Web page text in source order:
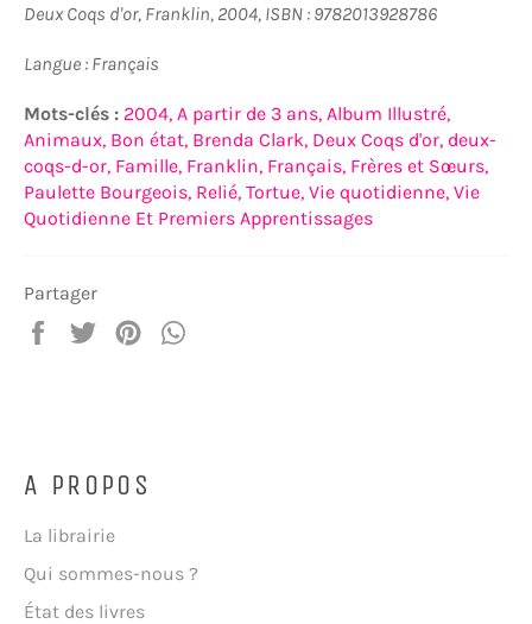
Deux Coqs d'or, Franklin, 2004, ISBN : 9782013928786
Langue : Français
Mots-clés : 2004, A partir de 3 ans, Album Illustré,
Animaux, Bon état, Brenda Clark, Deux Coqs d'or, deux-
coqs-d-or, Famille, Franklin, Français, Frères et Sœurs,
Paulette Bourgeois, Relié, Tortue, Vie quotidienne, Vie
Quotidienne Et Premiers Apprentissages
Partager
PartagerTweeterÉpingler
A PROPOS
La librairie
Qui sommes-nous ?
État des livres